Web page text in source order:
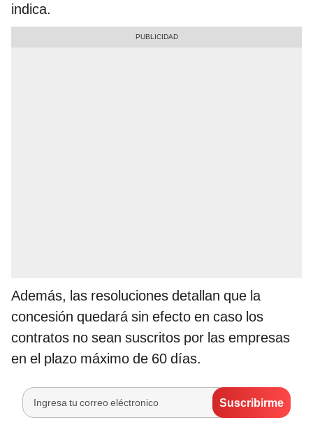
indica.
Además, las resoluciones detallan que la
concesión quedará sin efecto en caso los
contratos no sean suscritos por las empresas
en el plazo máximo de 60 días.